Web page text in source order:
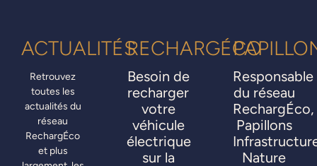
ACTUALITÉS
Retrouvez
toutes les
actualités du
réseau
RechargÉco
et plus
RECHARGÉCO
Besoin de
recharger
votre
véhicule
électrique
sur la
Responsable
du réseau
RechargÉco,
Papillons
Nature